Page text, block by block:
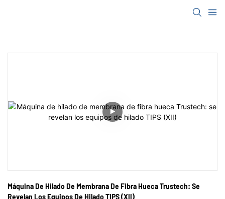
Máquina De Hilado De Membrana De Fibra Hueca Trustech: Se
Revelan Los Equipos De Hilado TIPS (XII)